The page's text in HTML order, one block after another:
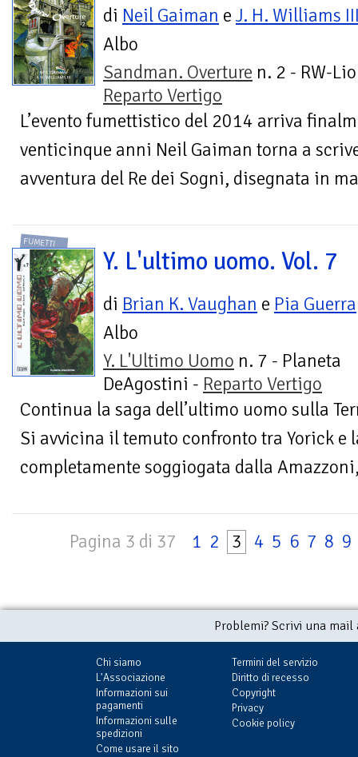
di Neil Gaiman e J. H. Williams
Albo
Sandman. Overture n. 2 - RW-
Reparto Vertigo
L’evento fumettistico del 2014 arriva
venticinque anni Neil Gaiman torna a
avventura del Re dei Sogni, disegnata in
FUMETTI
Y. L'ultimo uomo. Vol. 7
di Brian K. Vaughan e Pia Guerra
Albo
Y. L'Ultimo Uomo n. 7 - Planeta
DeAgostini - Reparto Vertigo
Continua la saga dell’ultimo uomo sulla
Si avvicina il temuto confronto tra Yorick e
completamente soggiogata dalla
Pagina 3 di 37 1 2 3 4 5 6 7 8 9
Problemi? Scrivi una
Chi siamo
L'Associazione
Informazioni sui
pagamenti
Informazioni sulle
spedizioni
Come usare il sito
Termini del servizio
Diritto di recesso
Copyright
Privacy
Cookie policy